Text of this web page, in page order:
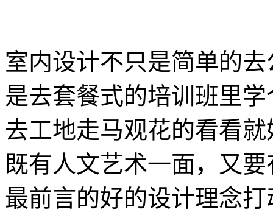
室内设计不只是简单的
是去套餐式的培训班里
去工地走马观花的看看
既有人文艺术一面，又
最前言的好的设计理念